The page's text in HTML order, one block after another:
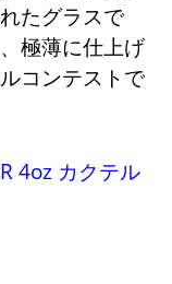
たグラスで
極薄に仕上げ
コンテストで
R 4oz カクテル